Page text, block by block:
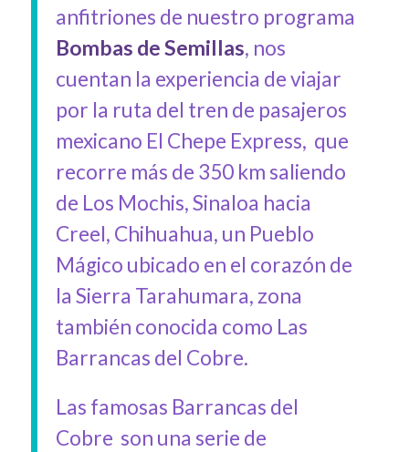
anfitriones de nuestro programa
Bombas de Semillas, nos
cuentan la experiencia de viajar
por la ruta del tren de pasajeros
mexicano El Chepe Express, que
recorre más de 350 km saliendo
de Los Mochis, Sinaloa hacia
Creel, Chihuahua, un Pueblo
Mágico ubicado en el corazón de
la Sierra Tarahumara, zona
también conocida como Las
Barrancas del Cobre.
Las famosas Barrancas del
Cobre son una serie de